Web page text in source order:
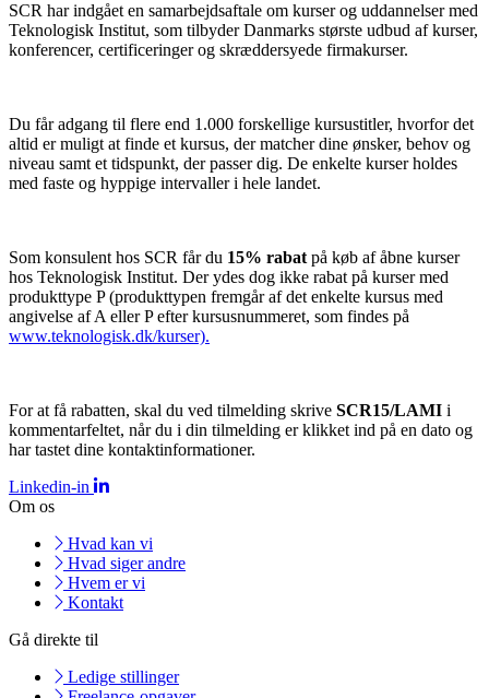
SCR har indgået en samarbejdsaftale om kurser og uddannelser med
Teknologisk Institut, som tilbyder Danmarks største udbud af kurser,
konferencer, certificeringer og skræddersyede firmakurser.
Du får adgang til flere end 1.000 forskellige kursustitler, hvorfor det
altid er muligt at finde et kursus, der matcher dine ønsker, behov og
niveau samt et tidspunkt, der passer dig. De enkelte kurser holdes
med faste og hyppige intervaller i hele landet.
Som konsulent hos SCR får du 15% rabat på køb af åbne kurser
hos Teknologisk Institut. Der ydes dog ikke rabat på kurser med
produkttype P (produkttypen fremgår af det enkelte kursus med
angivelse af A eller P efter kursusnummeret, som findes på
www.teknologisk.dk/kurser).
For at få rabatten, skal du ved tilmelding skrive SCR15/LAMI i
kommentarfeltet, når du i din tilmelding er klikket ind på en dato og
har tastet dine kontaktinformationer.
Linkedin-in
Om os
Hvad kan vi
Hvad siger andre
Hvem er vi
Kontakt
Gå direkte til
Ledige stillinger